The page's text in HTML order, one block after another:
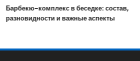
Барбекю-комплекс в беседке: состав,
разновидности и важные аспекты